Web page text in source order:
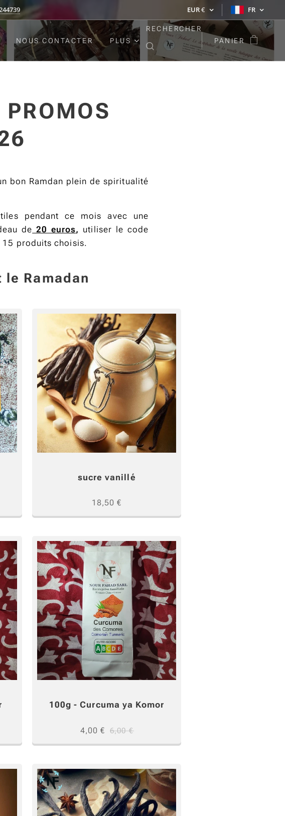
EUR€ FR
NOUS CONTACTER PLUS
RECHERCHER
PANIER
bon Ramdan plein de spiritualité
pendant ce mois avec une
de 20 euros, utiliser le code
produits choisis.
Ramadan
sucre vanillé
18,50 €
100g - Curcuma ya Komor
4,00 € 6,00€